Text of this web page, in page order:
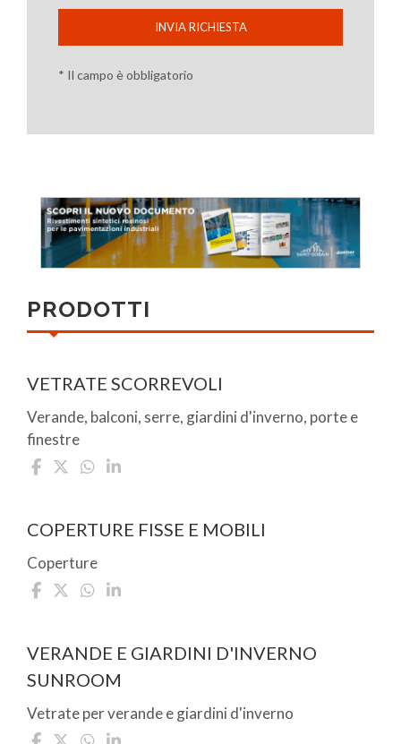
INVIA RICHIESTA
* Il campo è obbligatorio
PRODOTTI
VETRATE SCORREVOLI
Verande, balconi, serre, giardini d'inverno, porte e
finestre
COPERTURE FISSE E MOBILI
Coperture
VERANDE E GIARDINI D'INVERNO
SUNROOM
Vetrate per verande e giardini d'inverno